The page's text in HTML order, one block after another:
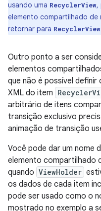
usando uma RecyclerView,
elemento compartilhado
retornar para RecyclerView
Outro ponto a ser
elementos
que não é possível
XML do item
arbitrário de itens
transição exclusivo
animação de transição
Você pode dar um nome
elemento compartilhado
quando ViewHolder
os dados de cada item
pode ser usado como o
mostrado no exemplo a